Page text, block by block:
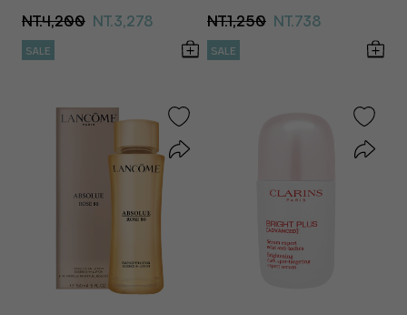
NT.4,200 NT.3,278
SALE
NT.1,250 NT.738
SALE